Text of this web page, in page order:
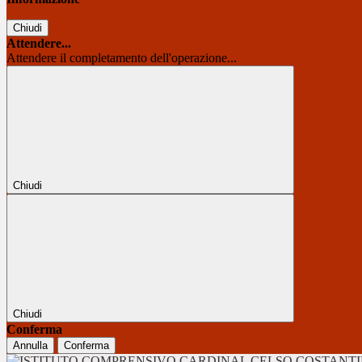
Chiudi
Attendere...
Attendere il completamento dell'operazione...
Chiudi
Chiudi
Conferma
Annulla Conferma